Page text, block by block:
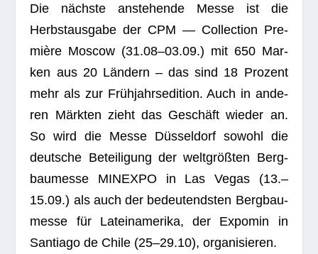
Die nächste anste­hende Messe ist die
Herbst­aus­gabe der CPM — Coll­ec­tion Pre­
mière Moscow (31.08–03.09.) mit 650 Mar­
ken aus 20 Län­dern – das sind 18 Pro­zent
mehr als zur Früh­jahrs­edi­tion. Auch in ande­
ren Märk­ten zieht das Geschäft wie­der an.
So wird die Messe Düs­sel­dorf sowohl die
deut­sche Betei­li­gung der welt­größ­ten Berg­
bau­messe MINEXPO in Las Vegas (13.–
15.09.) als auch der bedeu­tends­ten Berg­bau­
messe für Latein­ame­rika, der Expo­min in
Sant­iago de Chile (25–29.10), organisieren.